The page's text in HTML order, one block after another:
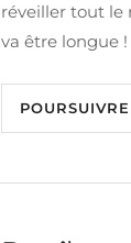
réveiller tout le
va être longue